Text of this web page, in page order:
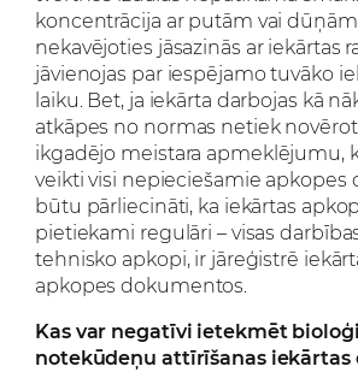
koncentrācija ar putām vai dūņām
nekavējoties jāsazinās ar iekārtas
jāvienojas par iespējamo tuvāko
laiku. Bet, ja iekārta darbojas kā
atkāpes no normas netiek
ikgadējo meistara apmeklējumu,
veikti visi nepieciešamie apkopes
būtu pārliecināti, ka iekārtas
pietiekami regulāri – visas
tehnisko apkopi, ir jāreģistrē
apkopes dokumentos.
Kas var negatīvi ietekmēt
notekūdeņu attīrīšanas iekārtas